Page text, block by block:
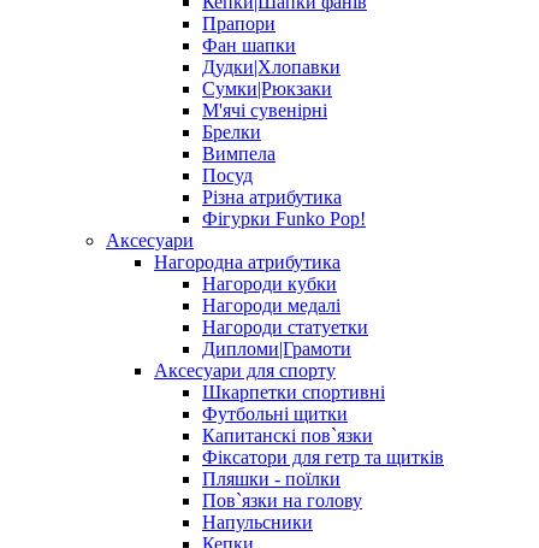
Прапори
Фан шапки
Дудки|Хлопавки
Сумки|Рюкзаки
М'ячі сувенірні
Брелки
Вимпела
Посуд
Різна атрибутика
Фігурки Funko Pop!
Аксесуари
Нагородна атрибутика
Нагороди кубки
Нагороди медалі
Нагороди статуетки
Дипломи|Грамоти
Аксесуари для спорту
Шкарпетки спортивні
Футбольні щитки
Капитанскі пов`язки
Фіксатори для гетр та щитків
Пляшки - поїлки
Пов`язки на голову
Напульсники
Кепки